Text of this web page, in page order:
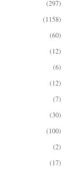
(297)
(1158)
(60)
(12)
(6)
(12)
(7)
(30)
(100)
(2)
(17)